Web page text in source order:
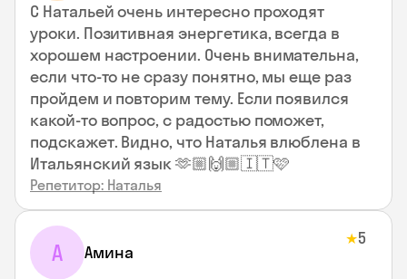
С Натальей очень интересно проходят
уроки. Позитивная энергетика, всегда в
хорошем настроении. Очень внимательна,
если что-то не сразу понятно, мы еще раз
пройдем и повторим тему. Если появился
какой-то вопрос, с радостью поможет,
подскажет. Видно, что Наталья влюблена в
Итальянский язык 🫶🏼🙌🏼🇮🇹🩷
Репетитор: Наталья
А Амина
★5